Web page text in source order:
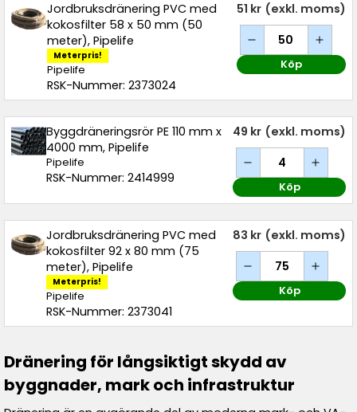
Jordbruksdränering PVC med
kokosfilter 58 x 50 mm (50
meter), Pipelife
Meterpris!
Pipelife
RSK-Nummer: 2373024
51 kr (exkl. moms)
Köp
Byggdräneringsrör PE 110 mm x
4000 mm, Pipelife
Pipelife
RSK-Nummer: 2414999
49 kr (exkl. moms)
Köp
Jordbruksdränering PVC med
kokosfilter 92 x 80 mm (75
meter), Pipelife
Meterpris!
Pipelife
RSK-Nummer: 2373041
83 kr (exkl. moms)
Köp
Dränering för långsiktigt skydd av
byggnader, mark och infrastruktur